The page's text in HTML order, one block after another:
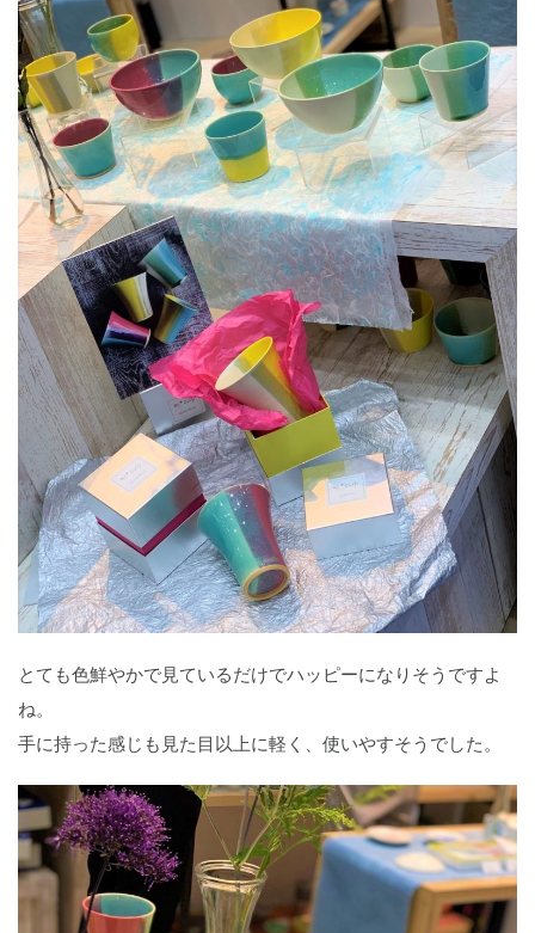
とても色鮮やかで見ているだけでハッピーになりそうですよ
ね。
手に持った感じも見た目以上に軽く、使いやすそうでした。